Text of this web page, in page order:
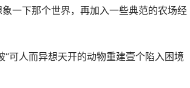
一下那个世界，再加入一些典范的农场经
可人而异想天开的动物重建壹个陷入困境